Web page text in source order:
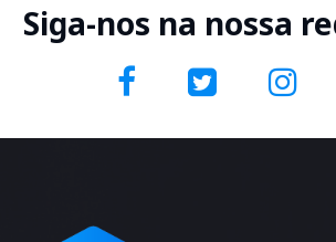
Siga-nos na nossa